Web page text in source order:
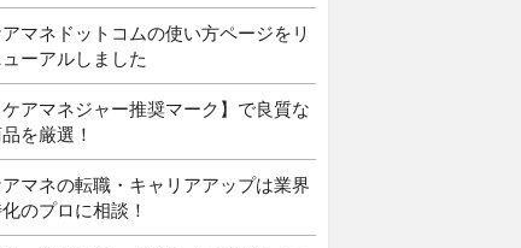
マネドットコムの使い方ページをリ
ーアルしました
ケアマネジャー推奨マーク】で良質な
を厳選！
マネの転職・キャリアアップは業界
のプロに相談！